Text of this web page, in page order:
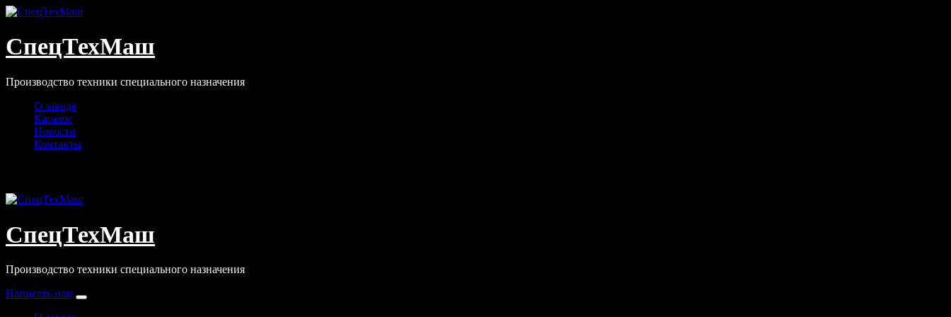
Перейти
содержимому
СпецТехМаш
Производство техники специального назначения
О заводе
Каталог
Новости
Контакты
СпецТехМаш
Производство техники специального назначения
Написать нам